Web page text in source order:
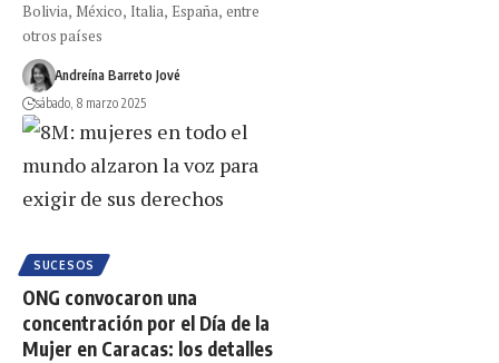
Bolivia, México, Italia, España, entre
otros países
Andreína Barreto Jové
sábado, 8 marzo 2025
SUCESOS
ONG convocaron una
concentración por el Día de la
Mujer en Caracas: los detalles